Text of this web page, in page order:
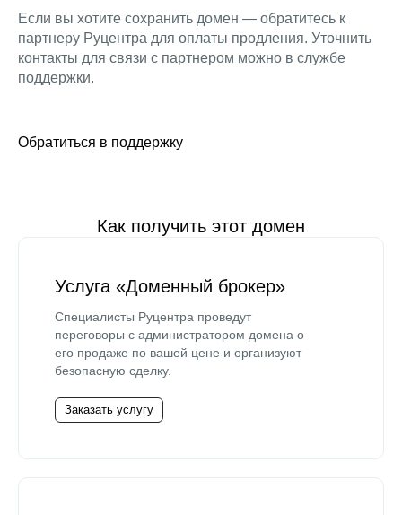
Если вы хотите сохранить домен — обратитесь к
партнеру Руцентра для оплаты продления. Уточнить
контакты для связи с партнером можно в службе
поддержки.
Обратиться в поддержку
Как получить этот домен
Услуга «Доменный брокер»
Специалисты Руцентра проведут
переговоры с администратором домена о
его продаже по вашей цене и организуют
безопасную сделку.
Заказать услугу